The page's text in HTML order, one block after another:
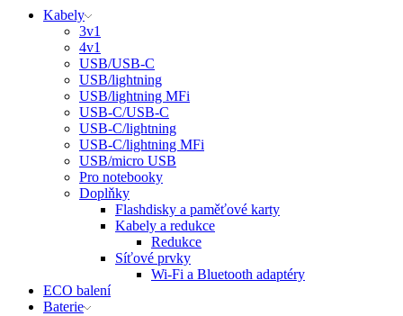
Kabely
3v1
4v1
USB/USB-C
USB/lightning
USB/lightning MFi
USB-C/USB-C
USB-C/lightning
USB-C/lightning MFi
USB/micro USB
Pro notebooky
Doplňky
Flashdisky a paměťové karty
Kabely a redukce
Redukce
Síťové prvky
Wi-Fi a Bluetooth adaptéry
ECO balení
Baterie